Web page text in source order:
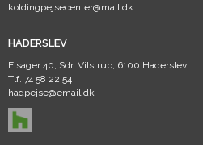
koldingpejsecenter@mail.dk
HADERSLEV
Elsager 40, Sdr. Vilstrup, 6100 Haderslev
Tlf. 74 58 22 54
hadpejse@email.dk